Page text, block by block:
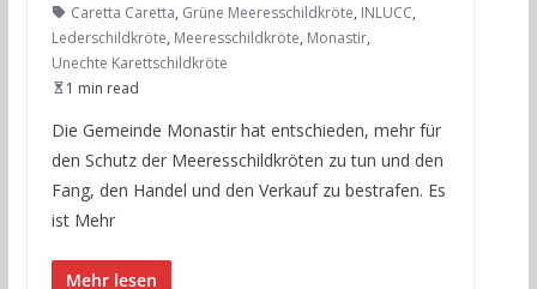
Caretta Caretta, Grüne Meeresschildkröte, INLUCC,
Lederschildkröte, Meeresschildkröte, Monastir,
Unechte Karettschildkröte
1 min read
Die Gemeinde Monastir hat entschieden, mehr für
den Schutz der Meeresschildkröten zu tun und den
Fang, den Handel und den Verkauf zu bestrafen. Es
ist Mehr
Mehr lesen